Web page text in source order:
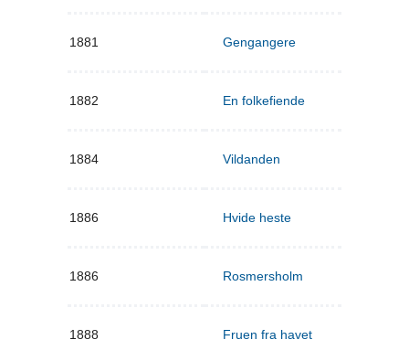
1881 Gengangere
1882 En folkefiende
1884 Vildanden
1886 Hvide heste
1886 Rosmersholm
1888 Fruen fra havet